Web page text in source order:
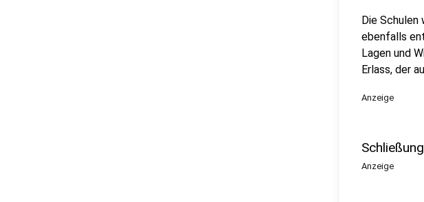
Die Schulen
ebenfalls
Lagen und
Erlass, der
Anzeige
Anzeige